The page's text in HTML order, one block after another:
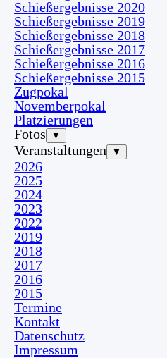
Schießergebnisse 2020
Schießergebnisse 2019
Schießergebnisse 2018
Schießergebnisse 2017
Schießergebnisse 2016
Schießergebnisse 2015
Zugpokal
Novemberpokal
Platzierungen
Fotos
▼
Veranstaltungen ▼
2026
2025
2024
2023
2022
2019
2018
2017
2016
2015
Termine
Kontakt
Datenschutz
Impressum